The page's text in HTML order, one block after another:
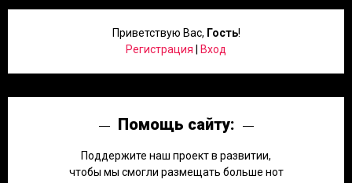
Приветствую Вас, Гость!
Регистрация
Вход
Помощь сайту:
Поддержите наш проект в развитии,
чтобы мы смогли размещать больше нот